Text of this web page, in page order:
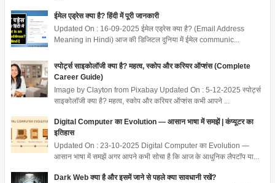
ईमेल एड्रेस क्या है? हिंदी में पूरी जानकारी
Updated On : 16-09-2025 ईमेल एड्रेस क्या है? (Email Address
Meaning in Hindi) आज की डिजिटल दुनिया में ईमेल communic...
स्पोर्ट्स साइकोलॉजी क्या है? महत्व, स्कोप और करियर ऑप्शंस (Complete
Career Guide)
Image by Clayton from Pixabay Updated On : 5-12-2025 स्पोर्ट्स
साइकोलॉजी क्या है? महत्व, स्कोप और करियर ऑप्शंस कभी आपने ...
Digital Computer का Evolution — आसान भाषा में समझें | कंप्यूटर का
इतिहास
Updated On : 23-10-2025 Digital Computer का Evolution —
आसान भाषा में समझें अगर आपने कभी सोचा है कि आज के आधुनिक लैपटॉप या...
Dark Web क्या है और इसमें जाने से पहले क्या सावधानी रखें?